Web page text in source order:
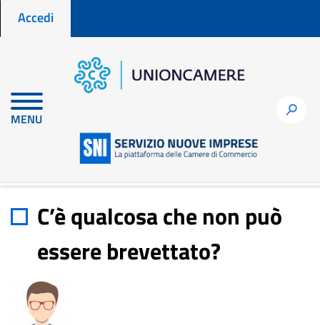
Menu profilo utente
Accedi
MENU
h
Home
C’è qualcosa che non può
essere brevettato?